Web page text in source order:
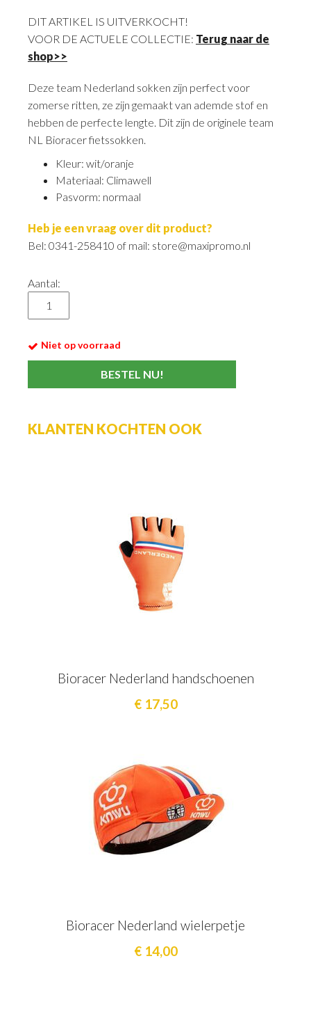
DIT ARTIKEL IS UITVERKOCHT!
VOOR DE ACTUELE COLLECTIE: Terug naar de
shop>>
Deze team Nederland sokken zijn perfect voor
zomerse ritten, ze zijn gemaakt van ademde stof en
hebben de perfecte lengte. Dit zijn de originele team
NL Bioracer fietssokken.
Kleur: wit/oranje
Materiaal: Climawell
Pasvorm: normaal
Heb je een vraag over dit product?
Bel: 0341-258410 of mail: store@maxipromo.nl
Aantal:
Niet op voorraad
KLANTEN KOCHTEN OOK
Bioracer Nederland handschoenen
€ 17,50
Bioracer Nederland wielerpetje
€ 14,00